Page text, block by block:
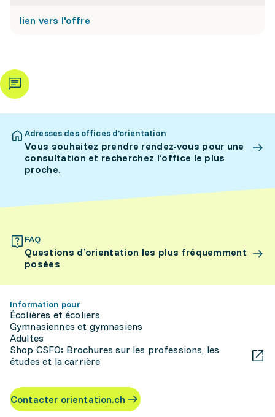
lien vers l'offre
Adresses des offices d’orientation
Vous souhaitez prendre rendez-vous pour une
consultation et recherchez l’office le plus
proche.
FAQ
Questions d’orientation les plus fréquemment
posées
Information pour
Écolières et écoliers
Gymnasiennes et gymnasiens
Adultes
Shop CSFO: Brochures sur les professions, les
études et la carrière
Contacter orientation.ch